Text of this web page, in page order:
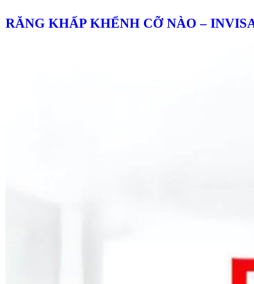
RĂNG KHẤP KHỂNH CỠ NÀO –